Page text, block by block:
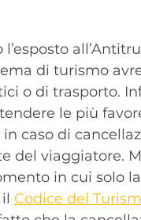
di turismo
o di trasporto.
le più
caso di
del viaggiatore.
in cui solo
Codice del